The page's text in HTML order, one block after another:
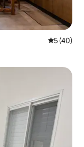
平均评分
5 (40)